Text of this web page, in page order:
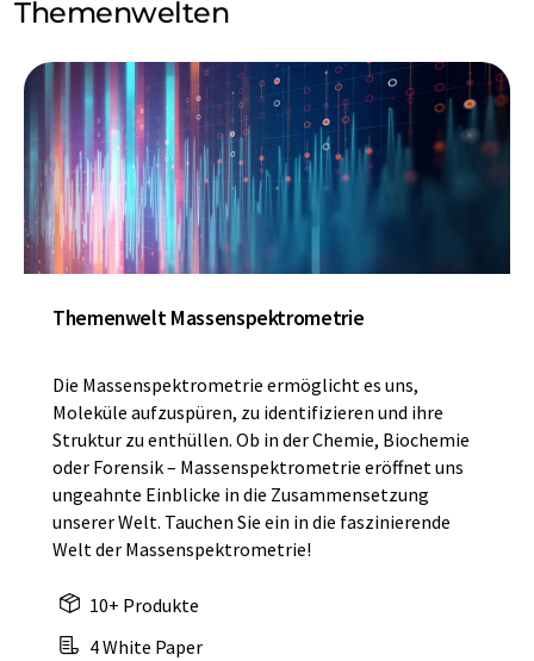
Themenwelten
Themenwelt Massenspektrometrie
Die Massenspektrometrie ermöglicht es uns,
Moleküle aufzuspüren, zu identifizieren und ihre
Struktur zu enthüllen. Ob in der Chemie, Biochemie
oder Forensik – Massenspektrometrie eröffnet uns
ungeahnte Einblicke in die Zusammensetzung
unserer Welt. Tauchen Sie ein in die faszinierende
Welt der Massenspektrometrie!
10+ Produkte
4 White Paper